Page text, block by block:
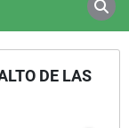
DE LAS